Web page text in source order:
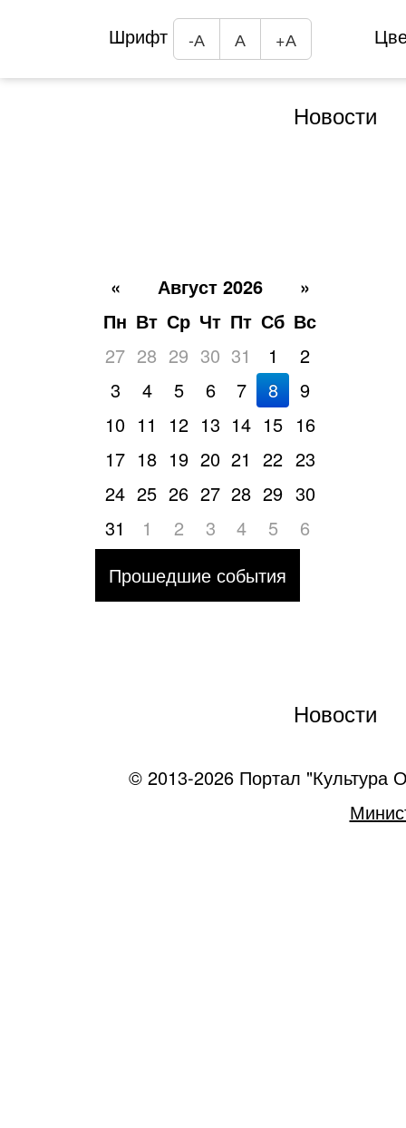
Шрифт -А А +А
Новости
« Август 2026
»
Пн Вт Ср Чт Пт Сб Вс
27 28 29 30 31 1
2
3
4 5 6 7 8
9
10 11 12 13 14 15 16
17 18 19 20 21 22 23
24 25 26 27 28 29 30
31
1 2 3 4 5
6
Прошедшие события
Новости
© 2013-2026 Портал "Культура